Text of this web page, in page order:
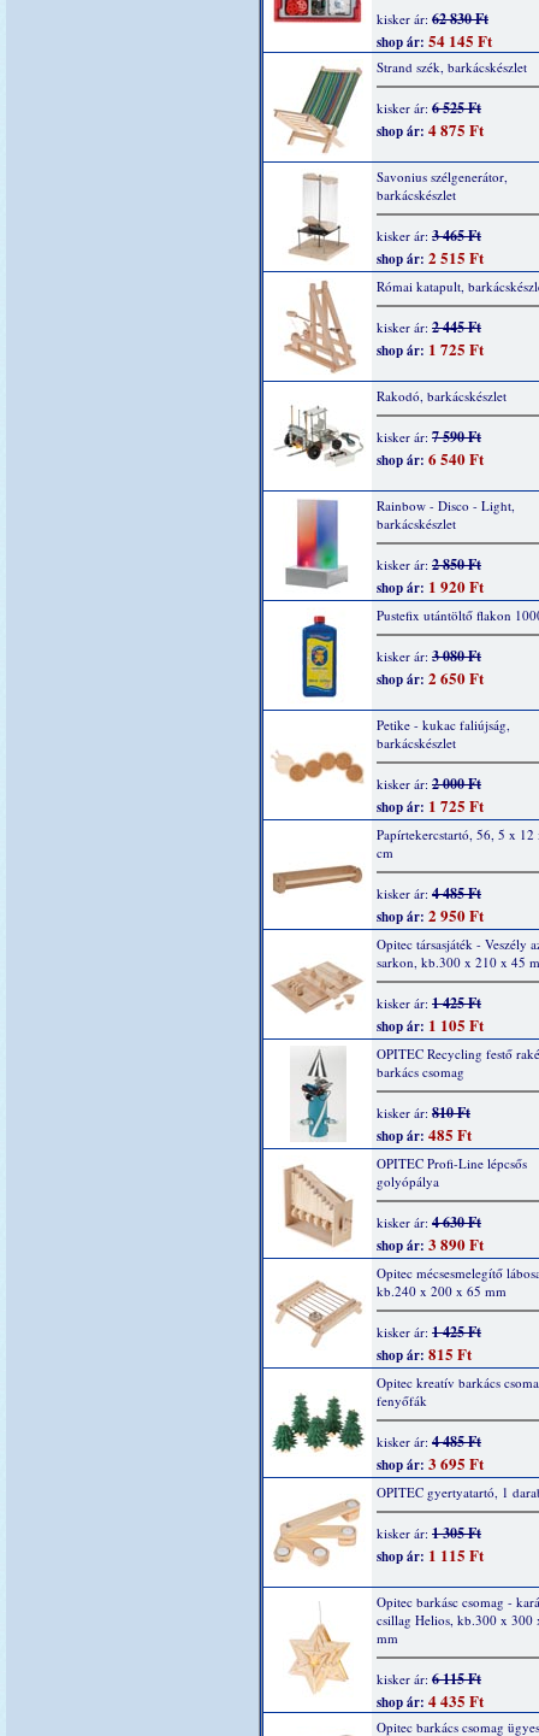
kisker ár: 62 830 Ft
shop ár: 54 145 Ft
Strand szék, barkácskészlet
kisker ár: 6 525 Ft
shop ár: 4 875 Ft
Savonius szélgenerátor,
barkácskészlet
kisker ár: 3 465 Ft
shop ár: 2 515 Ft
Római katapult,
kisker ár: 2 445 Ft
shop ár: 1 725 Ft
Rakodó, barkácskészlet
kisker ár: 7 590 Ft
shop ár: 6 540 Ft
Rainbow - Disco - Light,
barkácskészlet
kisker ár: 2 850 Ft
shop ár: 1 920 Ft
Pustefix utántöltő flakon
kisker ár: 3 080 Ft
shop ár: 2 650 Ft
Petike - kukac faliújság,
barkácskészlet
kisker ár: 2 000 Ft
shop ár: 1 725 Ft
Papírtekercstartó, 56, 5 x 12
cm
kisker ár: 4 485 Ft
shop ár: 2 950 Ft
Opitec társasjáték - Veszély
sarkon, kb.300 x 210 x 45
kisker ár: 1 425 Ft
shop ár: 1 105 Ft
OPITEC Recycling festő
barkács csomag
kisker ár: 810 Ft
shop ár: 485 Ft
OPITEC Profi-Line lépcsős
golyópálya
kisker ár: 4 630 Ft
shop ár: 3 890 Ft
Opitec mécsesmelegítő
kb.240 x 200 x 65 mm
kisker ár: 1 425 Ft
shop ár: 815 Ft
Opitec kreatív barkács
fenyőfák
kisker ár: 4 485 Ft
shop ár: 3 695 Ft
OPITEC gyertyatartó, 1
kisker ár: 1 305 Ft
shop ár: 1 115 Ft
Opitec barkásc csomag -
csillag Helios, kb.300 x 300
mm
kisker ár: 6 115 Ft
shop ár: 4 435 Ft
Opitec barkács csomag